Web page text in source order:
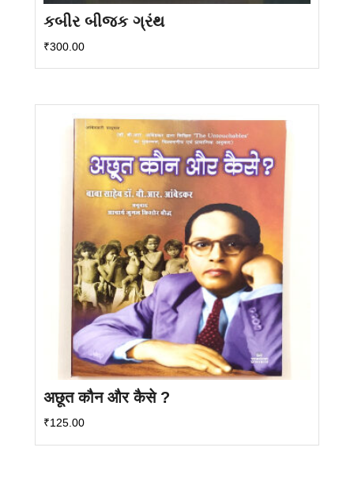
કબીર બીજક ગ્રંથ
₹300.00
अछूत कौन और कैसे ?
₹125.00